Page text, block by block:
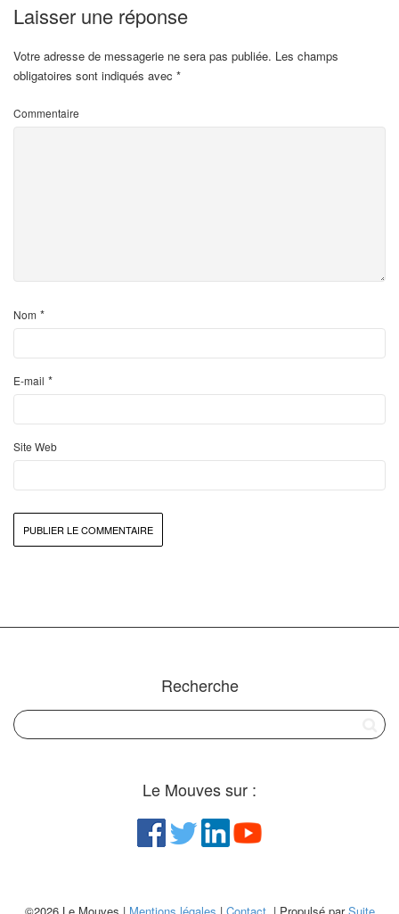
Laisser une réponse
Votre adresse de messagerie ne sera pas publiée. Les champs
obligatoires sont indiqués avec *
Commentaire
Nom *
E-mail *
Site Web
Recherche
Le Mouves sur :